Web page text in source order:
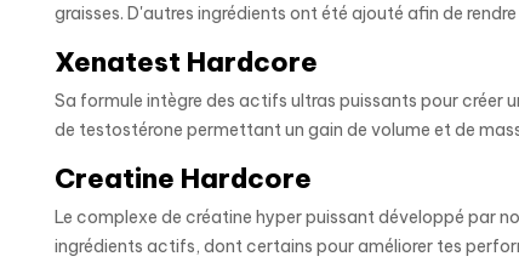
graisses. D'autres ingrédients ont été ajouté afin de
Xenatest Hardcore
Sa formule intègre des actifs ultras puissants pour créer
de testostérone permettant un gain de volume et de
Creatine Hardcore
Le complexe de créatine hyper puissant développé par
ingrédients actifs, dont certains pour améliorer tes